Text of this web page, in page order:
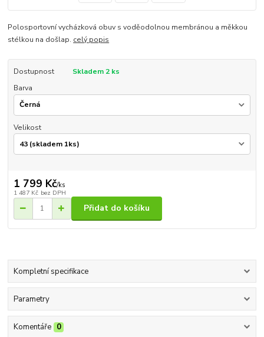
Polosportovní vycházková obuv s voděodolnou membránou a měkkou
stélkou na došlap. celý popis
Dostupnost
Skladem 2 ks
Barva
Velikost
1 799 Kč/ks
1 487 Kč bez DPH
Přidat do košíku
Kompletní specifikace
Parametry
Komentáře 0